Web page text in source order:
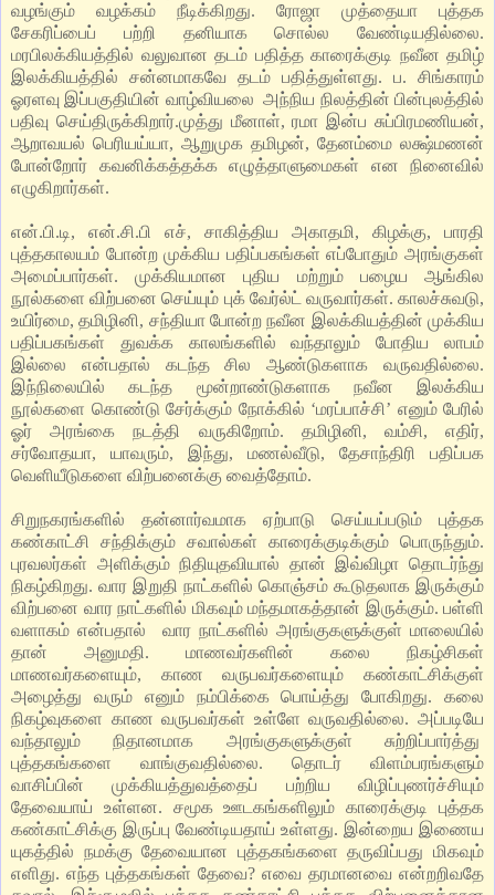
வழங்கும் வழக்கம் நீடிக்கிறது. ரோஜா முத்தையா புத்தக
சேகரிப்பைப் பற்றி தனியாக சொல்ல வேண்டியதில்லை.
மரபிலக்கியத்தில் வலுவான தடம் பதித்த காரைக்குடி நவீன தமிழ்
இலக்கியத்தில் சன்னமாகவே தடம் பதித்துள்ளது. ப. சிங்காரம்
ஓரளவு இப்பகுதியின் வாழ்வியலை அந்நிய நிலத்தின் பின்புலத்தில்
பதிவு செய்திருக்கிறார்.முத்து மீனாள், ரமா இன்ப சுப்பிரமணியன்,
ஆறாவயல் பெரியய்யா, ஆறுமுக தமிழன், தேனம்மை லக்ஷ்மணன்
போன்றோர் கவனிக்கத்தக்க எழுத்தாளுமைகள் என நினைவில்
எழுகிறார்கள்.
என்.பி.டி, என்.சி.பி எச், சாகித்திய அகாதமி, கிழக்கு, பாரதி
புத்தகாலயம் போன்ற முக்கிய பதிப்பகங்கள் எப்போதும் அரங்குகள்
அமைப்பார்கள். முக்கியமான புதிய மற்றும் பழைய ஆங்கில
நூல்களை விற்பனை செய்யும் புக் வேர்ல்ட் வருவார்கள். காலச்சுவடு,
உயிர்மை, தமிழினி, சந்தியா போன்ற நவீன இலக்கியத்தின் முக்கிய
பதிப்பகங்கள் துவக்க காலங்களில் வந்தாலும் போதிய லாபம்
இல்லை என்பதால் கடந்த சில ஆண்டுகளாக வருவதில்லை.
இந்நிலையில் கடந்த மூன்றாண்டுகளாக நவீன இலக்கிய
நூல்களை கொண்டு சேர்க்கும் நோக்கில் ‘மரப்பாச்சி’ எனும் பேரில்
ஓர் அரங்கை நடத்தி வருகிறோம். தமிழினி, வம்சி, எதிர்,
சர்வோதயா, யாவரும், இந்து, மணல்வீடு, தேசாந்திரி பதிப்பக
வெளியீடுகளை விற்பனைக்கு வைத்தோம்.
சிறுநகரங்களில் தன்னார்வமாக ஏற்பாடு செய்யப்படும் புத்தக
கண்காட்சி சந்திக்கும் சவால்கள் காரைக்குடிக்கும் பொருந்தும்.
புரவலர்கள் அளிக்கும் நிதியுதவியால் தான் இவ்விழா தொடர்ந்து
நிகழ்கிறது. வார இறுதி நாட்களில் கொஞ்சம் கூடுதலாக இருக்கும்
விற்பனை வார நாட்களில் மிகவும் மந்தமாகத்தான் இருக்கும். பள்ளி
வளாகம் என்பதால் வார நாட்களில் அரங்குகளுக்குள் மாலையில்
தான் அனுமதி. மாணவர்களின் கலை நிகழ்சிகள்
மாணவர்களையும், காண வருபவர்களையும் கண்காட்சிக்குள்
அழைத்து வரும் எனும் நம்பிக்கை பொய்த்து போகிறது. கலை
நிகழ்வுகளை காண வருபவர்கள் உள்ளே வருவதில்லை. அப்படியே
வந்தாலும் நிதானமாக அரங்குகளுக்குள் சுற்றிப்பார்த்து
புத்தகங்களை வாங்குவதில்லை. தொடர் விளம்பரங்களும்
வாசிப்பின் முக்கியத்துவத்தைப் பற்றிய விழிப்புணர்ச்சியும்
தேவையாய் உள்ளன. சமூக ஊடகங்களிலும் காரைக்குடி புத்தக
கண்காட்சிக்கு இருப்பு வேண்டியதாய் உள்ளது. இன்றைய இணைய
யுகத்தில் நமக்கு தேவையான புத்தகங்களை தருவிப்பது மிகவும்
எளிது. எந்த புத்தகங்கள் தேவை? எவை தரமானவை என்றறிவதே